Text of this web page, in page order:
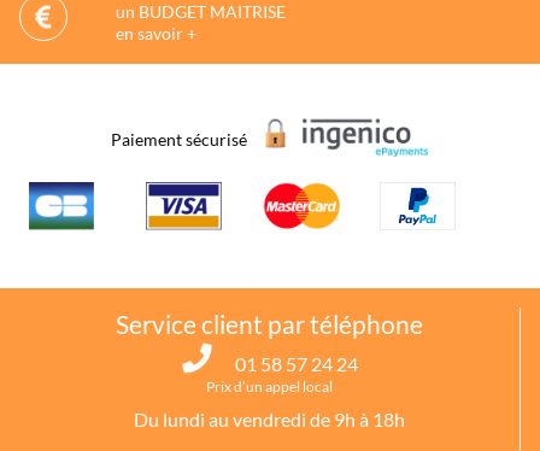
un BUDGET MAITRISE
en savoir +
Paiement sécurisé
Service client par téléphone
01 58 57 24 24
Prix d’un appel local
Du lundi au vendredi de 9h à 18h